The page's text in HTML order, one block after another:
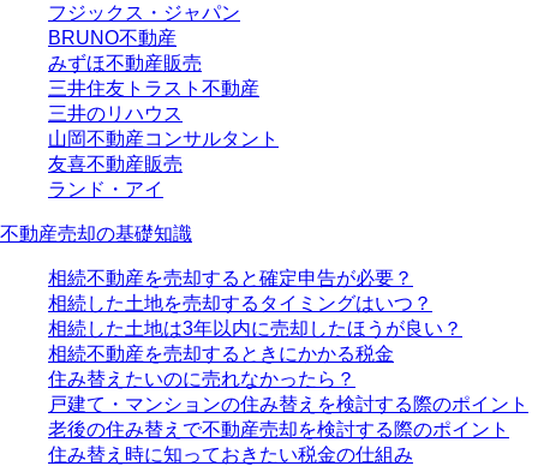
フジックス・ジャパン
BRUNO不動産
みずほ不動産販売
三井住友トラスト不動産
三井のリハウス
山岡不動産コンサルタント
友喜不動産販売
ランド・アイ
不動産売却の基礎知識
相続不動産を売却すると確定申告が必要？
相続した土地を売却するタイミングはいつ？
相続した土地は3年以内に売却したほうが良い？
相続不動産を売却するときにかかる税金
住み替えたいのに売れなかったら？
戸建て・マンションの住み替えを検討する際のポイント
老後の住み替えで不動産売却を検討する際のポイント
住み替え時に知っておきたい税金の仕組み